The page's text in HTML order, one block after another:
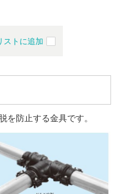
ストに追加
を防止する金具です。